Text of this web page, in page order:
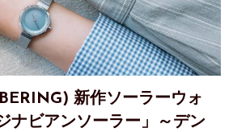
新作ソーラーウォ
ナビアンソーラー」～デン